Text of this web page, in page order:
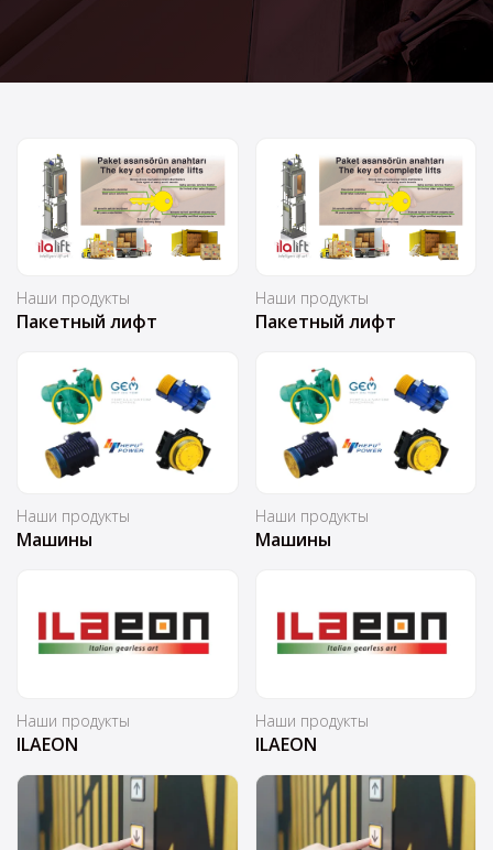
Наши продукты
Пакетный лифт
Наши продукты
Пакетный лифт
Наши продукты
Машины
Наши продукты
Машины
Наши продукты
ILAEON
Наши продукты
ILAEON